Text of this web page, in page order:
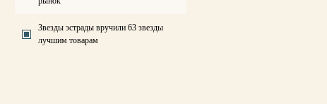
Звезды эстрады вручили 63 звезды
лучшим товарам